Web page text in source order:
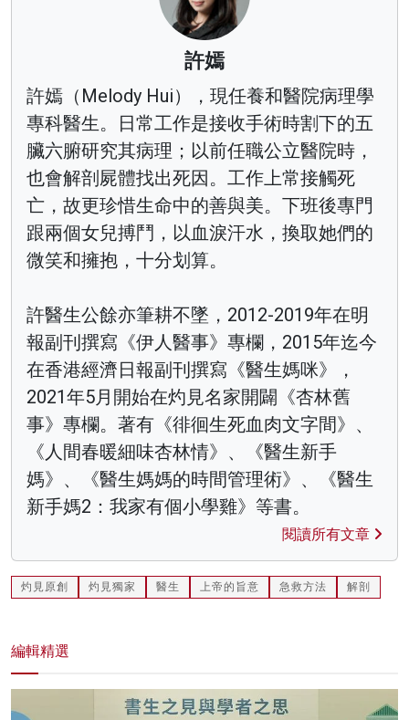
許嫣
許嫣（Melody Hui），現任養和醫院病理學
專科醫生。日常工作是接收手術時割下的五
臟六腑研究其病理；以前任職公立醫院時，
也會解剖屍體找出死因。工作上常接觸死
亡，故更珍惜生命中的善與美。下班後專門
跟兩個女兒搏鬥，以血淚汗水，換取她們的
微笑和擁抱，十分划算。
許醫生公餘亦筆耕不墜，2012-2019年在明
報副刊撰寫《伊人醫事》專欄，2015年迄今
在香港經濟日報副刊撰寫《醫生媽咪》，
2021年5月開始在灼見名家開闢《杏林舊
事》專欄。著有《徘徊生死血肉文字間》、
《人間春暖細味杏林情》、《醫生新手
媽》、《醫生媽媽的時間管理術》、《醫生
新手媽2：我家有個小學雞》等書。
閱讀所有文章
灼見原創 灼見獨家 醫生 上帝的旨意 急救方法 解剖
編輯精選